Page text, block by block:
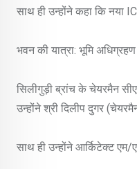
साथ ही उन्होंने कहा कि नया
भवन की यात्रा: भूमि
सिलीगुड़ी ब्रांच के चेयरमैन
उन्होंने श्री दिलीप दुगर
साथ ही उन्होंने आर्किटेक्ट